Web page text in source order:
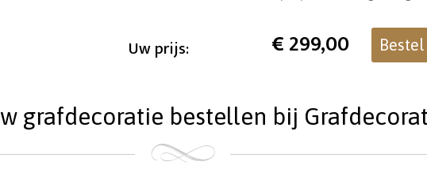
Uw prijs: €299,00 Bestel
grafdecoratie bestellen bij